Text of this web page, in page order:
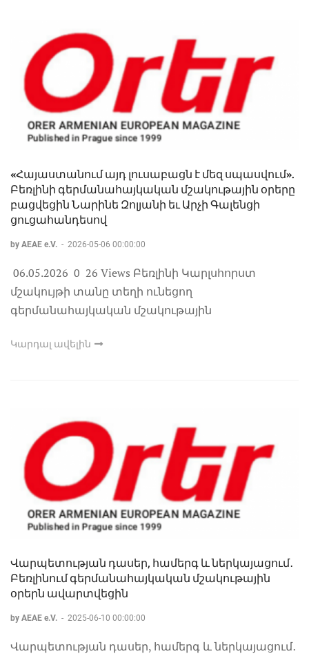
«Հայաստանում այդ լուսաբացն է մեզ սպասվում».
Բեռլինի գերմանահայկական մշակութային օրերը
բացվեցին Նարինե Զոլյանի եւ Արչի Գալենցի
ցուցահանդեսով
by AEAE e.V. - 2026-05-06 00:00:00
06.05.2026 0 26 Views Բեռլինի Կարլսհորստ
մշակույթի տանը տեղի ունեցող
գերմանահայկական մշակութային
Կարդալ ավելին
Վարպետության դասեր, համերգ և ներկայացում․
Բեռլինում գերմանահայկական մշակութային
օրերն ավարտվեցին
by AEAE e.V. - 2025-06-10 00:00:00
Վարպետության դասեր, համերգ և ներկայացում․